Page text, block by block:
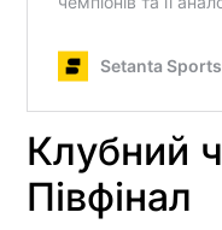
Клубний
Півфінал